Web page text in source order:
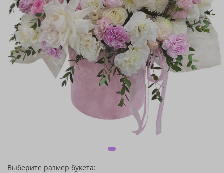
Выберите размер букета: